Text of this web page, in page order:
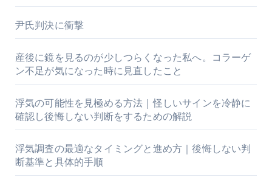
尹氏判決に衝撃
産後に鏡を見るのが少しつらくなった私へ。コラーゲ
ン不足が気になった時に見直したこと
浮気の可能性を見極める方法｜怪しいサインを冷静に
確認し後悔しない判断をするための解説
浮気調査の最適なタイミングと進め方｜後悔しない判
断基準と具体的手順